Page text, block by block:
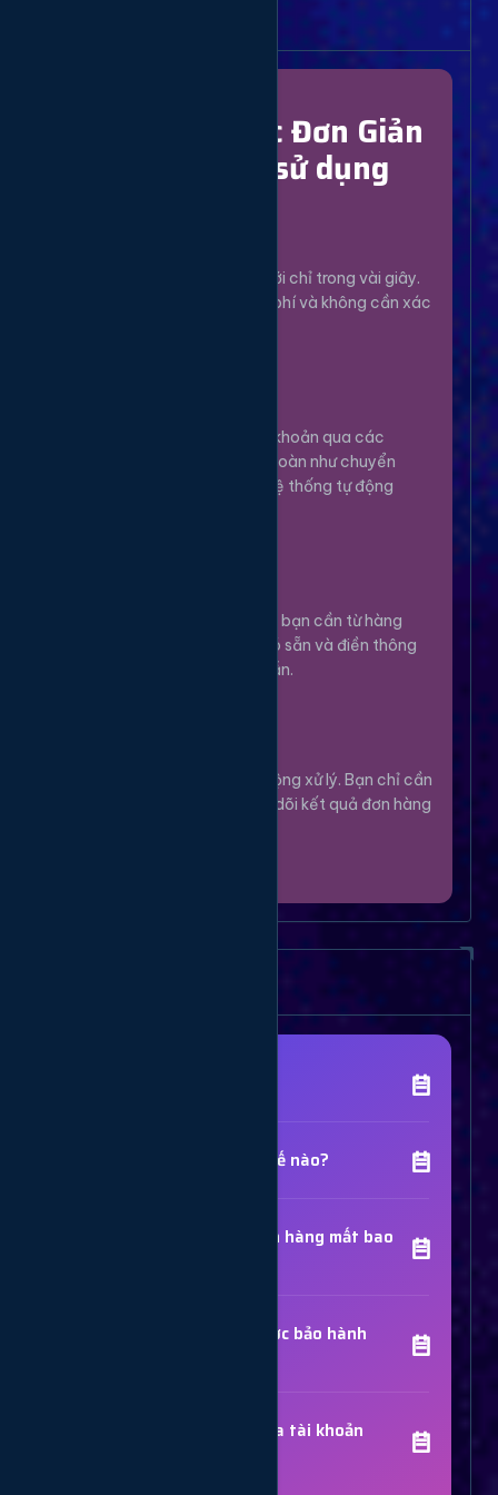
Chỉ Với 4 Bước Đơn Giản
để bắt đầu sử dụng
Tạo tài khoản mới chỉ trong vài giây.
Hoàn toàn miễn phí và không cần xác
Nạp tiền vào tài khoản qua các
phương thức an toàn như chuyển
khoản, Momo... Hệ thống tự động
Lựa chọn dịch vụ bạn cần từ hàng
ngàn tùy chọn có sẵn và điền thông
tin theo hướng dẫn.
Hệ thống sẽ tự động xử lý. Bạn chỉ cần
thư giãn và theo dõi kết quả đơn hàng
Chất lượng dịch vụ như thế nào?
Thời gian hoàn thành đơn hàng mất bao
Các dịch vụ đã mua có được bảo hành
Sử dụng dịch vụ có bị khóa tài khoản